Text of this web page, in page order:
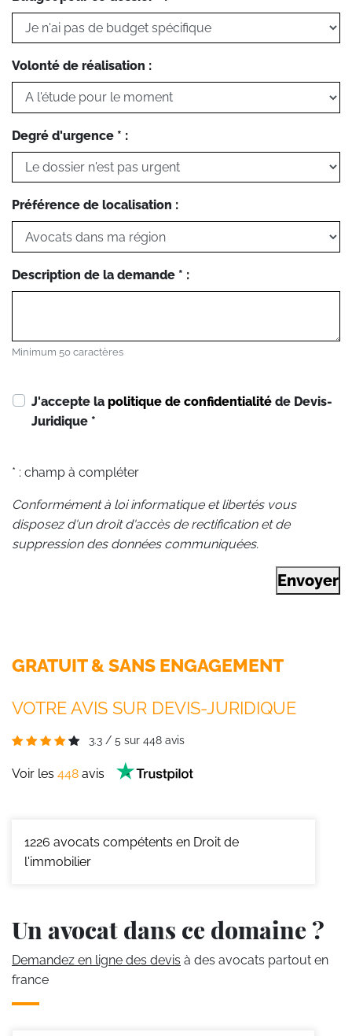
Volonté de réalisation :
Degré d'urgence * :
Préférence de localisation :
Description de la demande * :
Minimum 50 caractères
J'accepte la politique de confidentialité de Devis-
Juridique *
* : champ à compléter
Conformément à loi informatique et libertés vous
disposez d'un droit d'accès de rectification et de
suppression des données communiquées.
Envoyer
GRATUIT & SANS ENGAGEMENT
VOTRE AVIS SUR DEVIS-JURIDIQUE
3.3 / 5 sur 448 avis
Voir les 448 avis
1226 avocats compétents en Droit de
l'immobilier
Un avocat dans ce domaine ?
Demandez en ligne des devis à des avocats partout en
france